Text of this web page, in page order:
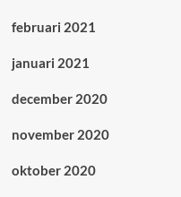
februari 2021
januari 2021
december 2020
november 2020
oktober 2020